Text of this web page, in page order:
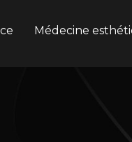
Médecine